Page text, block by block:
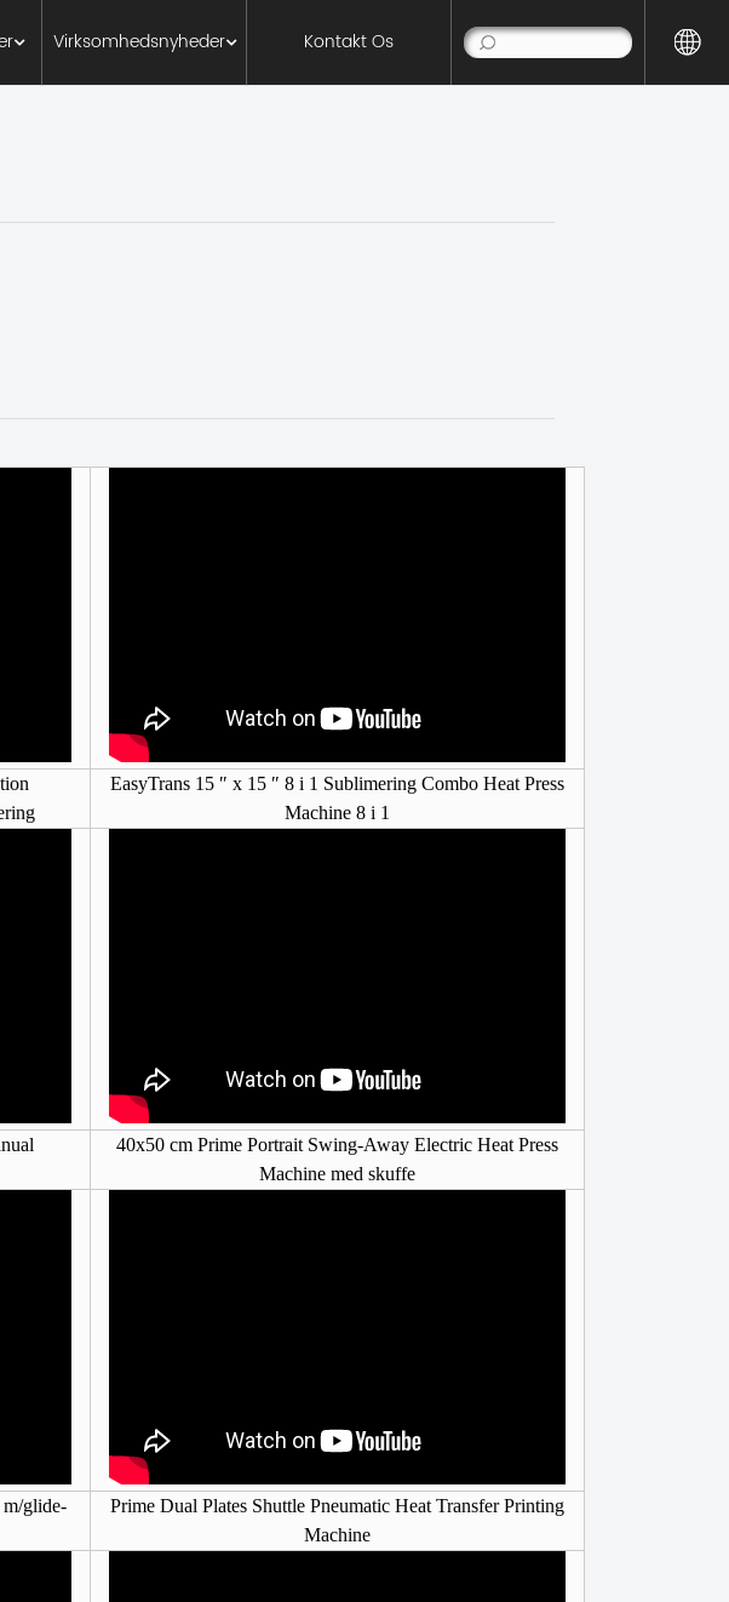
Virksomhedsnyheder Kontakt Os
EasyTrans 15 ″ x 15 ″ 8 i 1 Sublimering Combo Heat Press
Machine 8 i 1
40x50 cm Prime Portrait Swing-Away Electric Heat Press
Machine med skuffe
m/glide-
Prime Dual Plates Shuttle Pneumatic Heat Transfer Printing
Machine